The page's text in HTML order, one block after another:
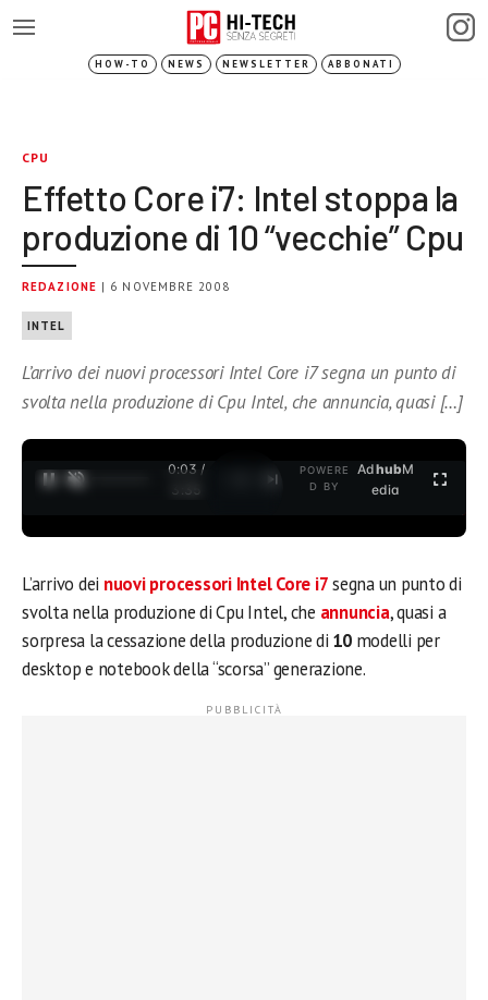
HOW-TO NEWS NEWSLETTER ABBONATI
CPU
Effetto Core i7: Intel stoppa la
produzione di 10 “vecchie” Cpu
REDAZIONE | 6 NOVEMBRE 2008
INTEL
L’arrivo dei nuovi processori Intel Core i7 segna un punto di
svolta nella produzione di Cpu Intel, che annuncia, quasi […]
0:03 /
3:35
POWERE
D BY
AdhubM
edia
L’arrivo dei nuovi processori Intel Core i7segna un punto di
svolta nella produzione di Cpu Intel, che annuncia, quasi a
sorpresa la cessazione della produzione di 10 modelli per
desktop e notebook della “scorsa” generazione.